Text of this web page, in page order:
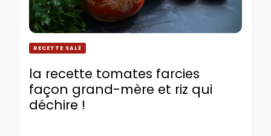
RECETTE SALÉ
la recette tomates farcies
façon grand-mère et riz qui
déchire !